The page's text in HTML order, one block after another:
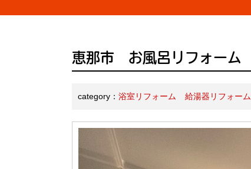
恵那市 お風呂リフォーム
category： 浴室リフォーム 給湯器リフォーム